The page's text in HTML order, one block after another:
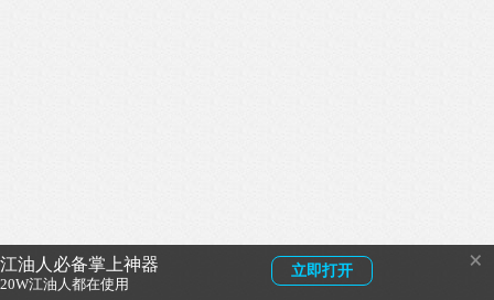
江油人必备掌上神器
20W江油人都在使用
立即打开 ×